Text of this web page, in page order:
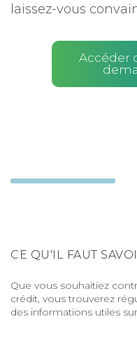
laissez-vous
Accéder
CE QU'IL FAUT
Que vous souhaitiez
crédit, vous trouverez
des informations utiles